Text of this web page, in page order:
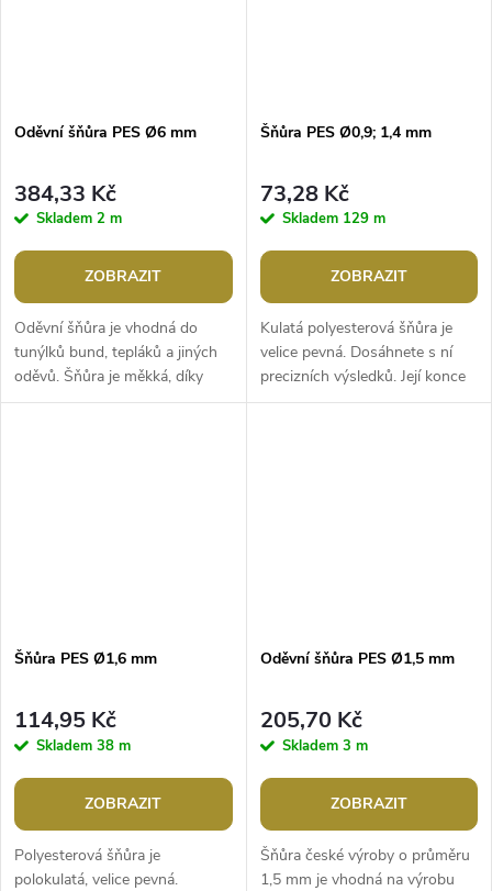
Oděvní šňůra PES Ø6 mm
384,33 Kč
Skladem 2 m
ZOBRAZIT
Oděvní šňůra je vhodná do
tunýlků bund, tepláků a jiných
oděvů. Šňůra je měkká, díky
svému hladkému povrchu a
Šňůra PES Ø0,9; 1,4 mm
73,28 Kč
Skladem 129 m
ZOBRAZIT
Kulatá polyesterová šňůra je
velice pevná. Dosáhnete s ní
precizních výsledků. Její konce
dobře drží, nepářou se, můžete
Šňůra PES Ø1,6 mm
114,95 Kč
Skladem 38 m
ZOBRAZIT
Polyesterová šňůra je
polokulatá, velice pevná.
Oděvní šňůra PES Ø1,5 mm
205,70 Kč
Skladem 3 m
ZOBRAZIT
Šňůra české výroby o průměru
1,5 mm je vhodná na výrobu